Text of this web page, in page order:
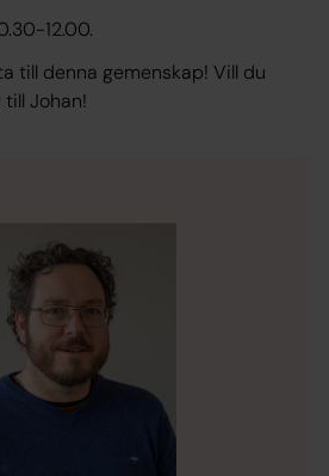
12.00.
till denna gemenskap! Vill du
Johan!